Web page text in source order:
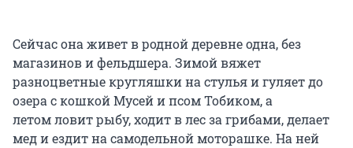
Сейчас она живет в родной деревне одна, без
магазинов и фельдшера. Зимой вяжет
разноцветные кругляшки на стулья и гуляет до
озера с кошкой Мусей и псом Тобиком, а
летом ловит рыбу, ходит в лес за грибами, делает
мед и ездит на самодельной моторашке. На ней